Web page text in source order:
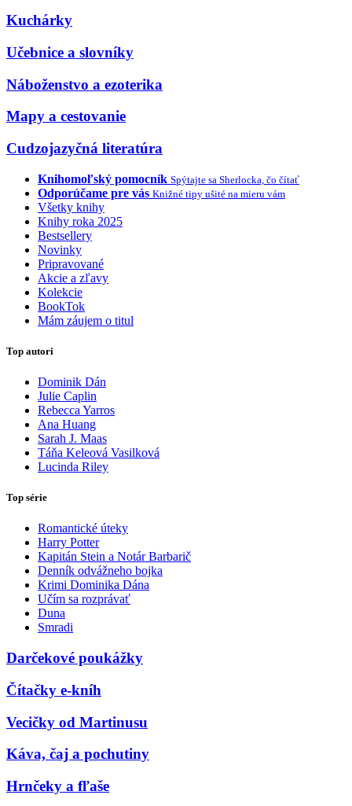
Kuchárky
Učebnice a slovníky
Náboženstvo a ezoterika
Mapy a cestovanie
Cudzojazyčná literatúra
Knihomoľský pomocník Spýtajte sa Sherlocka, čo čítať
Odporúčame pre vás Knižné tipy ušité na mieru vám
Všetky knihy
Knihy roka 2025
Bestsellery
Novinky
Pripravované
Akcie a zľavy
Kolekcie
BookTok
Mám záujem o titul
Top autori
Dominik Dán
Julie Caplin
Rebecca Yarros
Ana Huang
Sarah J. Maas
Táňa Keleová Vasilková
Lucinda Riley
Top série
Romantické úteky
Harry Potter
Kapitán Stein a Notár Barbarič
Denník odvážneho bojka
Krimi Dominika Dána
Učím sa rozprávať
Duna
Smradi
Darčekové poukážky
Čítačky e-kníh
Vecičky od Martinusu
Káva, čaj a pochutiny
Hrnčeky a fľaše